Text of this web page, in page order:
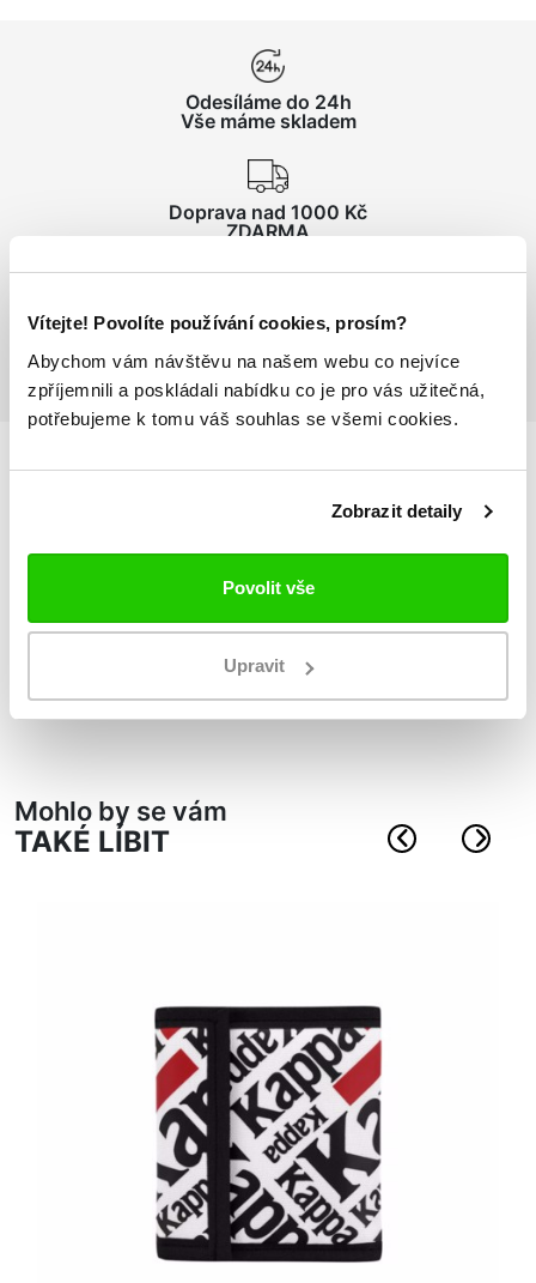
Vítejte! Povolíte používání cookies, prosím?
Abychom vám návštěvu na našem webu co nejvíce
zpříjemnili a poskládali nabídku co je pro vás užitečná,
potřebujeme k tomu váš souhlas se všemi cookies.
Zobrazit detaily
Povolit vše
Upravit
Odesíláme do 24h
Vše máme skladem
Doprava nad 1000 Kč
ZDARMA
Vrácení zboží
o produktu
fotbalový míč s hybridní konstrukcí
doporučeno pro trénink
ootisklé logem Omini
Mohlo by se vám
TAKÉ LÍBIT